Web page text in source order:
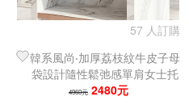
57 人訂購
韓系風尚‧加厚荔枝紋牛皮子母
袋設計隨性鬆弛感單肩女士托
特包｜手提包
4960元 2480元